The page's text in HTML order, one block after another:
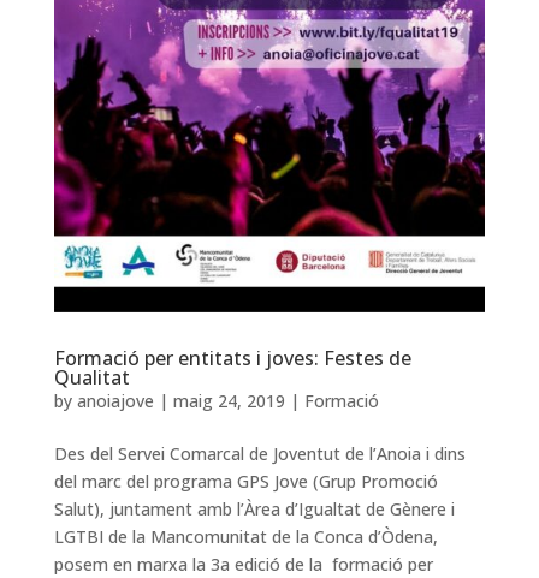
Formació per entitats i joves: Festes de
Qualitat
by anoiajove | maig 24, 2019 | Formació
Des del Servei Comarcal de Joventut de l’Anoia i dins
del marc del programa GPS Jove (Grup Promoció
Salut), juntament amb l’Àrea d’Igualtat de Gènere i
LGTBI de la Mancomunitat de la Conca d’Òdena,
posem en marxa la 3a edició de la formació per